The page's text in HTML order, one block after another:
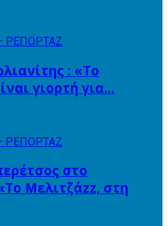
ΡΕΠΟΡΤΑΖ
: «Το
γιορτή για…
ΡΕΠΟΡΤΑΖ
στο
Μελιτζάzz, στη